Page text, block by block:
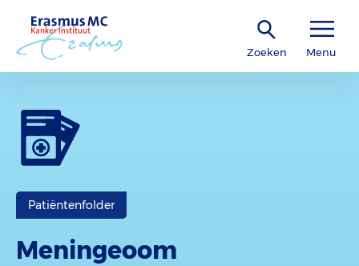
Zoeken Menu
Patiëntenfolder
Meningeoom